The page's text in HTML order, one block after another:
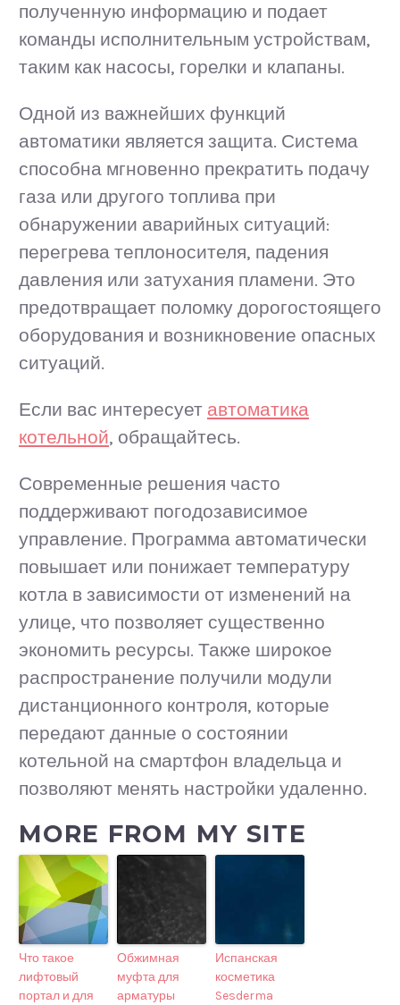
полученную информацию и подает
команды исполнительным устройствам,
таким как насосы, горелки и клапаны.
Одной из важнейших функций
автоматики является защита. Система
способна мгновенно прекратить подачу
газа или другого топлива при
обнаружении аварийных ситуаций:
перегрева теплоносителя, падения
давления или затухания пламени. Это
предотвращает поломку дорогостоящего
оборудования и возникновение опасных
ситуаций.
Если вас интересует автоматика
котельной, обращайтесь.
Современные решения часто
поддерживают погодозависимое
управление. Программа автоматически
повышает или понижает температуру
котла в зависимости от изменений на
улице, что позволяет существенно
экономить ресурсы. Также широкое
распространение получили модули
дистанционного контроля, которые
передают данные о состоянии
котельной на смартфон владельца и
позволяют менять настройки удаленно.
MORE FROM MY SITE
Что такое
лифтовый
портал и для
Обжимная
муфта для
арматуры
Испанская
косметика
Sesderma